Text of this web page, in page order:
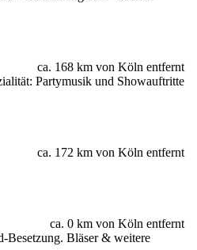
ca. 168 km von Köln entfernt
Partymusik und Showauftritte
ca. 172 km von Köln entfernt
ca. 0 km von Köln entfernt
Besetzung. Bläser & weitere